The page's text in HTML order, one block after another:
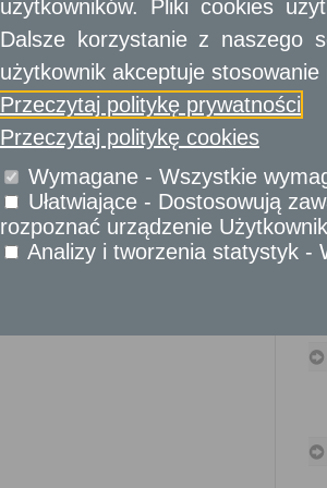
Sprawy komunikacyjne
Sprawy obywatelskie
Udostępnianie informacji publicznej
Urząd Stanu Cywilnego
Usługi
dla przedsiębiorców
Usługidla instytucji,
urzędów
użytkowników. Pliki cookies
Dalsze korzystanie z naszego
użytkownik akceptuje stosowanie
Przeczytaj politykę prywatności
Przeczytaj politykę cookies
Wymagane - Wszystkie
Ułatwiające - Dostosowują
rozpoznać urządzenie
Analizy i tworzenia statystyk -